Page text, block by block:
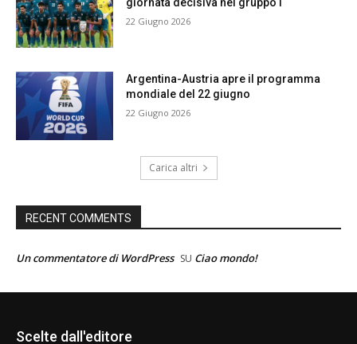
22 Giugno 2026
Argentina-Austria apre il programma
mondiale del 22 giugno
22 Giugno 2026
Carica altri
RECENT COMMENTS
Un commentatore di WordPress SU Ciao mondo!
Scelte dall'editore